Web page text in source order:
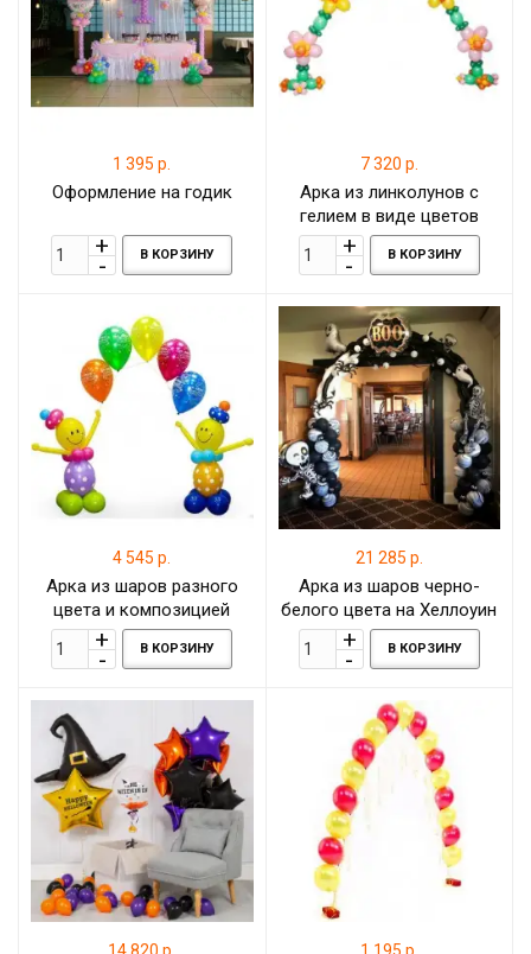
1 395 р.
Оформление на годик
В КОРЗИНУ
7 320 р.
Арка из линколунов с
гелием в виде цветов
В КОРЗИНУ
4 545 р.
Арка из шаров разного
цвета и композицией
веселых смайлов, 1 метр
70 см
В КОРЗИНУ
21 285 р.
Арка из шаров черно-
белого цвета на Хеллоуин
"БУУ (ВОО)" с фигурами, 7
метровВ КОРЗИНУ